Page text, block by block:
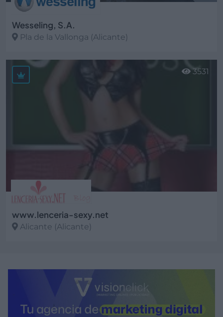
Wesseling, S.A.
Pla de la Vallonga (Alicante)
Ver más
www.lenceria-sexy.net
Alicante (Alicante)
3531